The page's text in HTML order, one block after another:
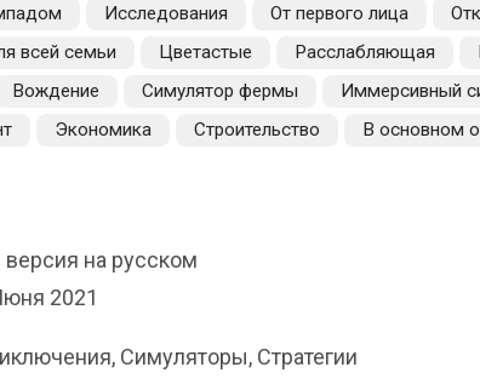
Исследования От первого лица
всей семьи Цветастые Расслабляющая
Вождение Симулятор фермы
Иммерсивный
Экономика Строительство В основном
на русском
2021
Симуляторы, Стратегии